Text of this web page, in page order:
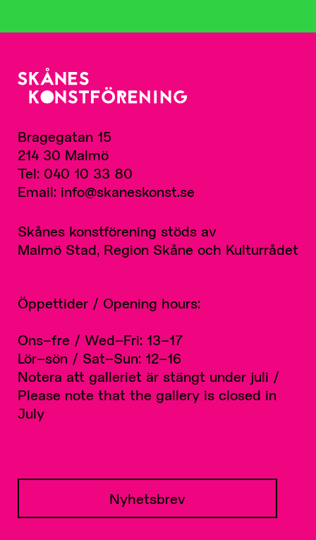
Bragegatan 15
214 30 Malmö
Tel: 040 10 33 80
Email: info@skaneskonst.se
Skånes konstförening stöds av
Malmö Stad, Region Skåne och Kulturrådet
Öppettider / Opening hours:
Ons–fre / Wed–Fri: 13–17
Lör–sön / Sat–Sun: 12–16
Notera att galleriet är stängt under juli /
Please note that the gallery is closed in
July
Nyhetsbrev